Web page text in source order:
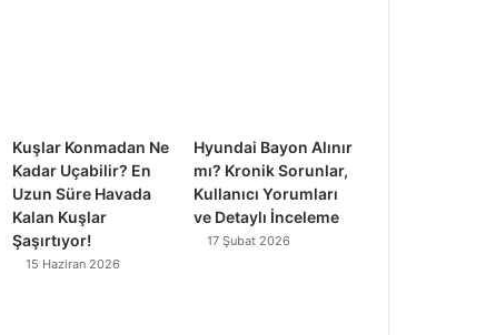
Kuşlar Konmadan Ne
Kadar Uçabilir? En
Uzun Süre Havada
Kalan Kuşlar
Şaşırtıyor!
15 Haziran 2026
Hyundai Bayon Alınır
mı? Kronik Sorunlar,
Kullanıcı Yorumları
ve Detaylı İnceleme
17 Şubat 2026